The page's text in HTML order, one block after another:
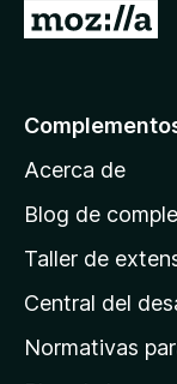
p
á
n
a
Acerca de
Blog de
Taller de
Central del
Normativas